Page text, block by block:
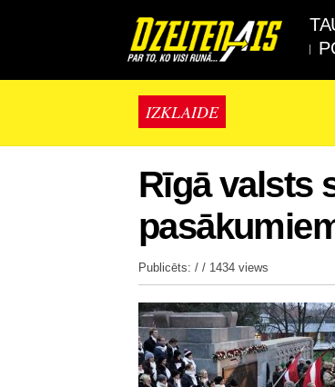
IZKLAIDE
Rīgā valsts
Publicēts: / / 1434 views